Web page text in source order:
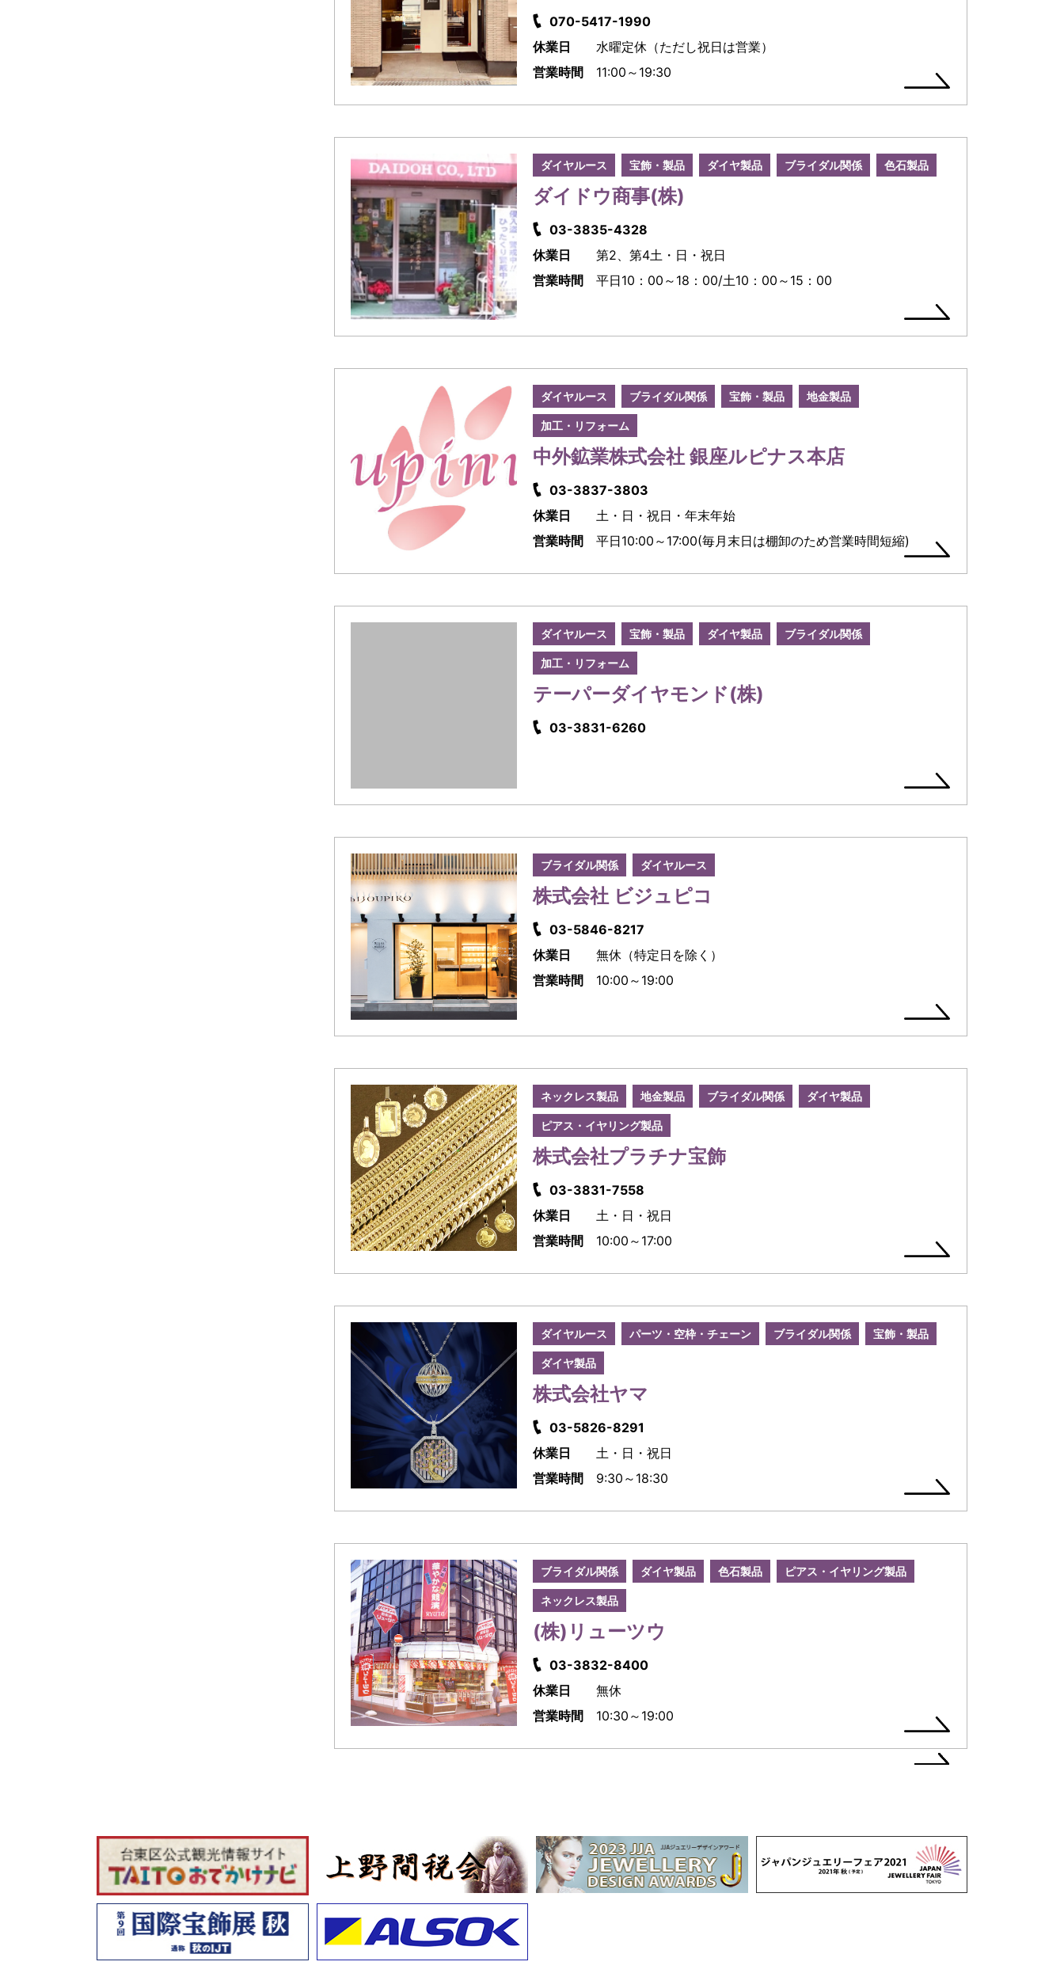
070-5417-1990
休業日
水曜定休（ただし祝日は営業）
営業時間
11:00～19:30
ダイヤルース 宝飾・製品 ダイヤ製品 ブライダル関係 色石製品
ダイドウ商事(株)
03-3835-4328
休業日
第2、第4土・日・祝日
営業時間
平日10：00～18：00/土10：00～15：00
ダイヤルース ブライダル関係 宝飾・製品 地金製品
加工・リフォーム
中外鉱業株式会社 銀座ルピナス本店
03-3837-3803
休業日
土・日・祝日・年末年始
営業時間
平日10:00～17:00(毎月末日は棚卸のため営業時間短縮)
ダイヤルース 宝飾・製品 ダイヤ製品 ブライダル関係
加工・リフォーム
テーパーダイヤモンド(株)
03-3831-6260
ブライダル関係 ダイヤルース
株式会社 ビジュピコ
03-5846-8217
休業日
無休（特定日を除く）
営業時間
10:00～19:00
ネックレス製品 地金製品 ブライダル関係 ダイヤ製品
ピアス・イヤリング製品
株式会社プラチナ宝飾
03-3831-7558
休業日
土・日・祝日
営業時間
10:00～17:00
ダイヤルース パーツ・空枠・チェーン ブライダル関係 宝飾・製品
ダイヤ製品
株式会社ヤマ
03-5826-8291
休業日
土・日・祝日
営業時間
9:30～18:30
ブライダル関係 ダイヤ製品 色石製品 ピアス・イヤリング製品
ネックレス製品
(株)リューツウ
03-3832-8400
休業日
無休
営業時間
10:30～19:00